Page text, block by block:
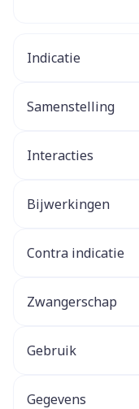
Indicatie
Samenstelling
Interacties
Bijwerkingen
Contra indicatie
Zwangerschap
Gebruik
Gegevens